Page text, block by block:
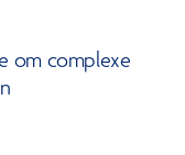
om complexe